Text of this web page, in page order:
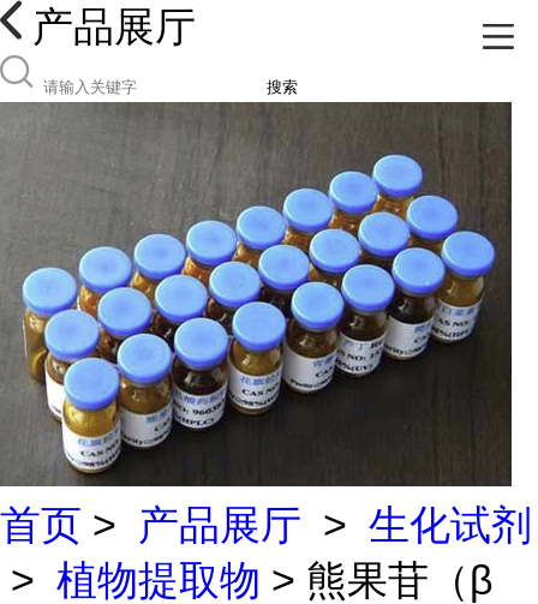
产品展厅
搜索
首页 > 产品展厅 > 生化试剂
> 植物提取物 > 熊果苷（β